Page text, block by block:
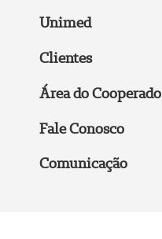
Unimed
Clientes
Área do Cooperado
Fale Conosco
Comunicação